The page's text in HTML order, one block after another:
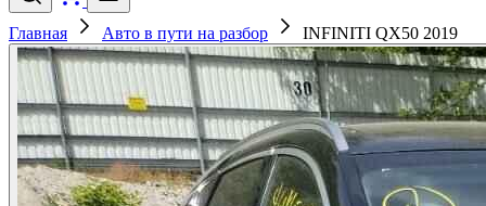
Главная Авто в пути на разбор INFINITI QX50 2019